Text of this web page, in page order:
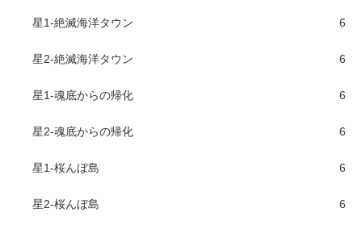
星1-絶滅海洋タウン 6
星2-絶滅海洋タウン 6
星1-魂底からの帰化 6
星2-魂底からの帰化 6
星1-桜んぼ島 6
星2-桜んぼ島 6